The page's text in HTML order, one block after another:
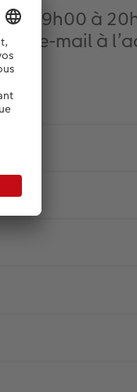
: de 9h00 à
e-mail à